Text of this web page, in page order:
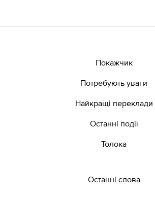
Покажчик
Потребують уваги
Найкращі переклади
Останні події
Толока
Останні слова